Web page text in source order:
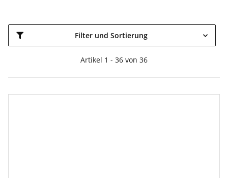
Filter und Sortierung
Artikel 1 - 36 von 36